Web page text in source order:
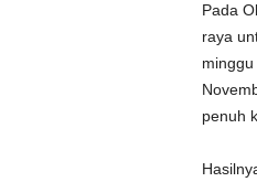
Pada
raya
penuh